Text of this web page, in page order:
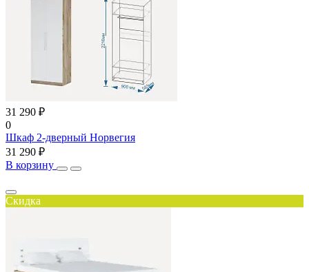
31 290 ₽
0
Шкаф 2-дверный Норвегия
31 290 ₽
В корзину
Скидка